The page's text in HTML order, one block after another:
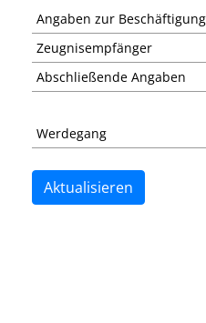
Angaben zur Beschäftigung
Zeugnisempfänger
Abschließende Angaben
Werdegang
Aktualisieren